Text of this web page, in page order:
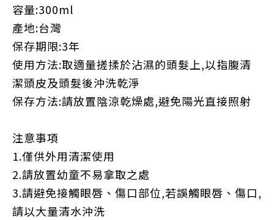
容量:300ml
產地:台灣
保存期限:3年
使用方法:取適量搓揉於沾濕的頭髮上,以指腹清
潔頭皮及頭髮後沖洗乾淨
保存方法:請放置陰涼乾燥處,避免陽光直接照射
注意事項
1.僅供外用清潔使用
2.請放置幼童不易拿取之處
3.請避免接觸眼唇、傷口部位,若誤觸眼唇、傷口,
請以大量清水沖洗